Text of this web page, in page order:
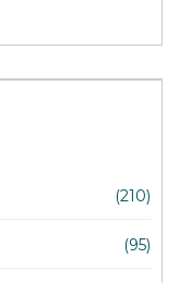
(210)
(95)